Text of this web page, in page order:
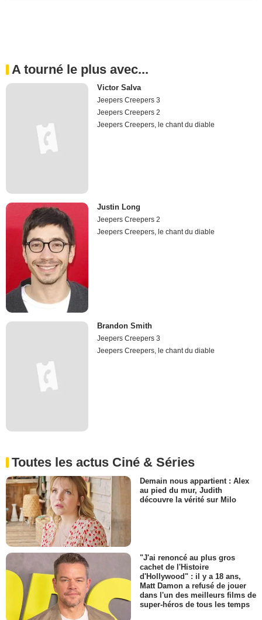
A tourné le plus avec...
Victor Salva
Jeepers Creepers 3
Jeepers Creepers 2
Jeepers Creepers, le chant du diable
Justin Long
Jeepers Creepers 2
Jeepers Creepers, le chant du diable
Brandon Smith
Jeepers Creepers 3
Jeepers Creepers, le chant du diable
Toutes les actus Ciné & Séries
Demain nous appartient : Alex
au pied du mur, Judith
découvre la vérité sur Milo
"J'ai renoncé au plus gros
cachet de l'Histoire
d'Hollywood" : il y a 18 ans,
Matt Damon a refusé de jouer
dans l'un des meilleurs films de
super-héros de tous les temps